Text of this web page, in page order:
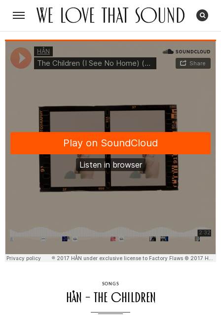
CATEGORIES
SONGS
HÅN – The Children